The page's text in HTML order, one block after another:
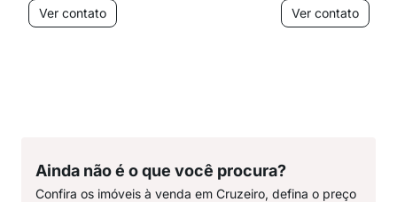
Ver contato
Ver contato
Ainda não é o que você procura?
Confira os imóveis à venda em Cruzeiro, defina o preço